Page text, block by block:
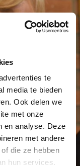
te
media te bieden
Ook delen we
met onze
en analyse. Deze
met andere
die ze hebben
hun services.